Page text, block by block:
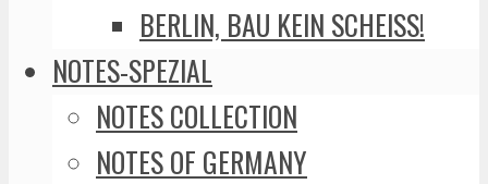
BERLIN, BAU KEIN SCHEISS!
NOTES-SPEZIAL
NOTES COLLECTION
NOTES OF GERMANY